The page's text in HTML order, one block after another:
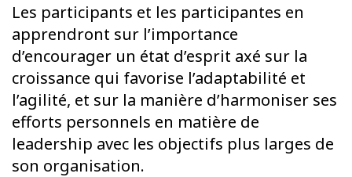
Les participants et les participantes en
apprendront sur l’importance
d’encourager un état d’esprit axé sur la
croissance qui favorise l’adaptabilité et
l’agilité, et sur la manière d’harmoniser ses
efforts personnels en matière de
leadership avec les objectifs plus larges de
son organisation.